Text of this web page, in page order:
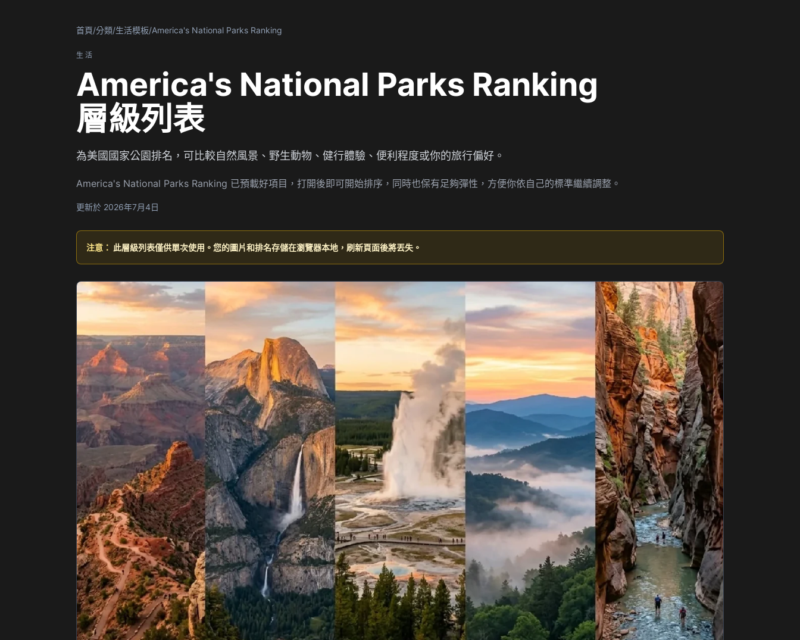
首頁/分類/生活模板/America's National Parks Ranking
生活
America's National Parks Ranking
層級列表
為美國國家公園排名，可比較自然風景、野生動物、健行體驗、便利程度或你的旅行偏好。
America's National Parks Ranking 已預載好項目，打開後即可開始排序，同時也保有足夠彈性，方便你依自己的標準繼續調整。
更新於 2026年7月4日
注意： 此層級列表僅供單次使用。您的圖片和排名存儲在瀏覽器本地，刷新頁面後將丟失。